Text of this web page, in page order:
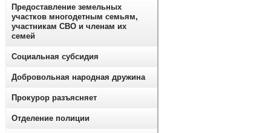
Предоставление земельных
участков многодетным семьям,
участникам СВО и членам их
семей
Социальная субсидия
Добровольная народная дружина
Прокурор разъясняет
Отделение полиции